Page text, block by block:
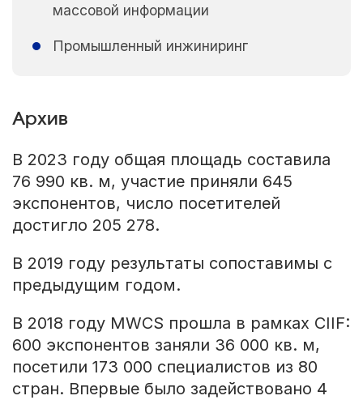
массовой информации
Промышленный инжиниринг
Архив
В 2023 году общая площадь составила
76 990 кв. м, участие приняли 645
экспонентов, число посетителей
достигло 205 278.
В 2019 году результаты сопоставимы с
предыдущим годом.
В 2018 году MWCS прошла в рамках CIIF:
600 экспонентов заняли 36 000 кв. м,
посетили 173 000 специалистов из 80
стран. Впервые было задействовано 4